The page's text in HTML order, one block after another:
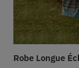
Robe Longue